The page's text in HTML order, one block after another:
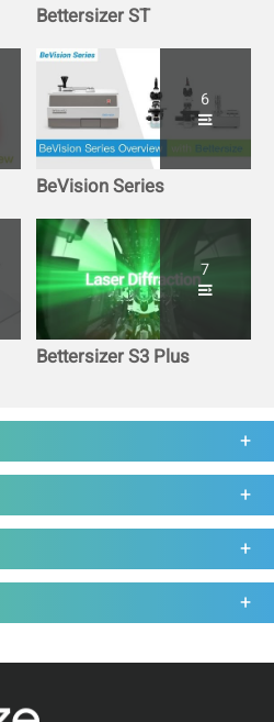
Bettersizer ST
6
BeVision Series
7
Bettersizer S3 Plus